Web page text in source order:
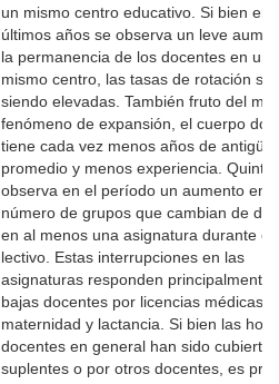
un mismo centro educativo. Si bien en
últimos años se observa un leve
la permanencia de los docentes en un
mismo centro, las tasas de rotación
siendo elevadas. También fruto del
fenómeno de expansión, el cuerpo
tiene cada vez menos años de
promedio y menos experiencia.
observa en el período un aumento en
número de grupos que cambian de
en al menos una asignatura durante el
lectivo. Estas interrupciones en las
asignaturas responden principalmente
bajas docentes por licencias médicas
maternidad y lactancia. Si bien las
docentes en general han sido
suplentes o por otros docentes, es